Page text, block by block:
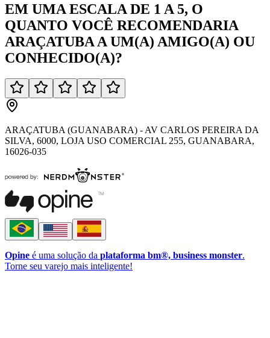
EM UMA ESCALA DE 1 A 5, O
QUANTO VOCÊ RECOMENDARIA
ARAÇATUBA A UM(A) AMIGO(A) OU
CONHECIDO(A)?
ARAÇATUBA (GUANABARA) - AV CARLOS PEREIRA DA
SILVA, 6000, LOJA USO COMERCIAL 255, GUANABARA,
16026-035
Opine é uma solução da plataforma bm®, business monster.
Torne seu varejo mais inteligente!